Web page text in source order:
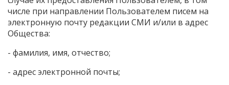
числе при направлении Пользователем писем на
электронную почту редакции СМИ и/или в адрес
Общества:
- фамилия, имя, отчество;
- адрес электронной почты;